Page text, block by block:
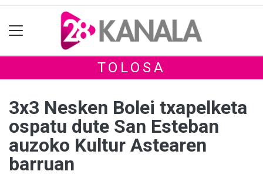
TOLOSA
3x3 Nesken Bolei txapelketa
ospatu dute San Esteban
auzoko Kultur Astearen
barruan